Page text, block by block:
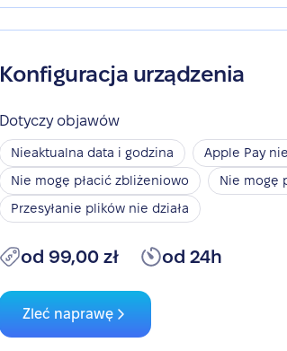
Konfiguracja urządzenia
Dotyczy objawów
Nieaktualna data i godzina
Apple Pay
Nie mogę płacić zbliżeniowo
Nie mogę
Przesyłanie plików nie działa
od 99,00 zł od 24h
Zleć naprawę